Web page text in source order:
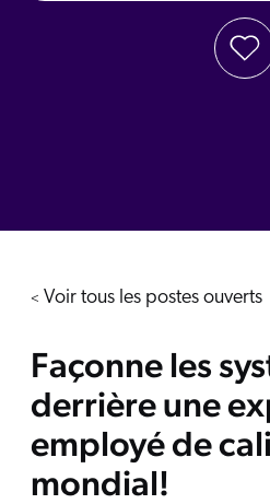
< Voir tous les postes ouverts
Façonne les
derrière une
employé de
mondial!